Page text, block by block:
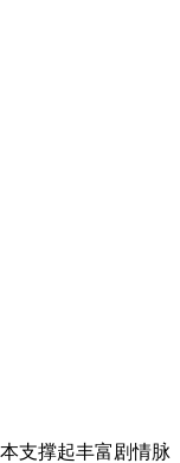
支撑起丰富剧情脉